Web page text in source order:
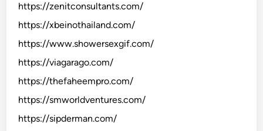
https://zenitconsultants.com/
https://xbeinothailand.com/
https://www.showersexgif.com/
https://viagarago.com/
https://thefaheempro.com/
https://smworldventures.com/
https://sipderman.com/